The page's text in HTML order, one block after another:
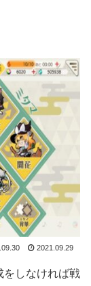
2021.09.29
をしなければ戦